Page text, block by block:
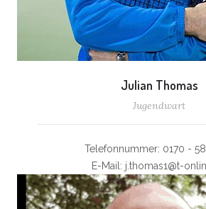
Julian Thomas
Jugendwart
Telefonnummer: 0170 -
E-Mail: j.thomas1@t-